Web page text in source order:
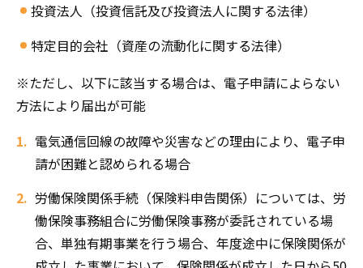
投資法人（投資信託及び投資法⼈に関する法律）
特定目的会社（資産の流動化に関する法律）
※ただし、以下に該当する場合は、電子申請によらない
方法により届出が可能
電気通信回線の故障や災害などの理由により、電子申
請が困難と認められる場合
労働保険関係手続（保険料申告関係）については、労
働保険事務組合に労働保険事務が委託されている場
合、単独有期事業を⾏う場合、年度途中に保険関係が